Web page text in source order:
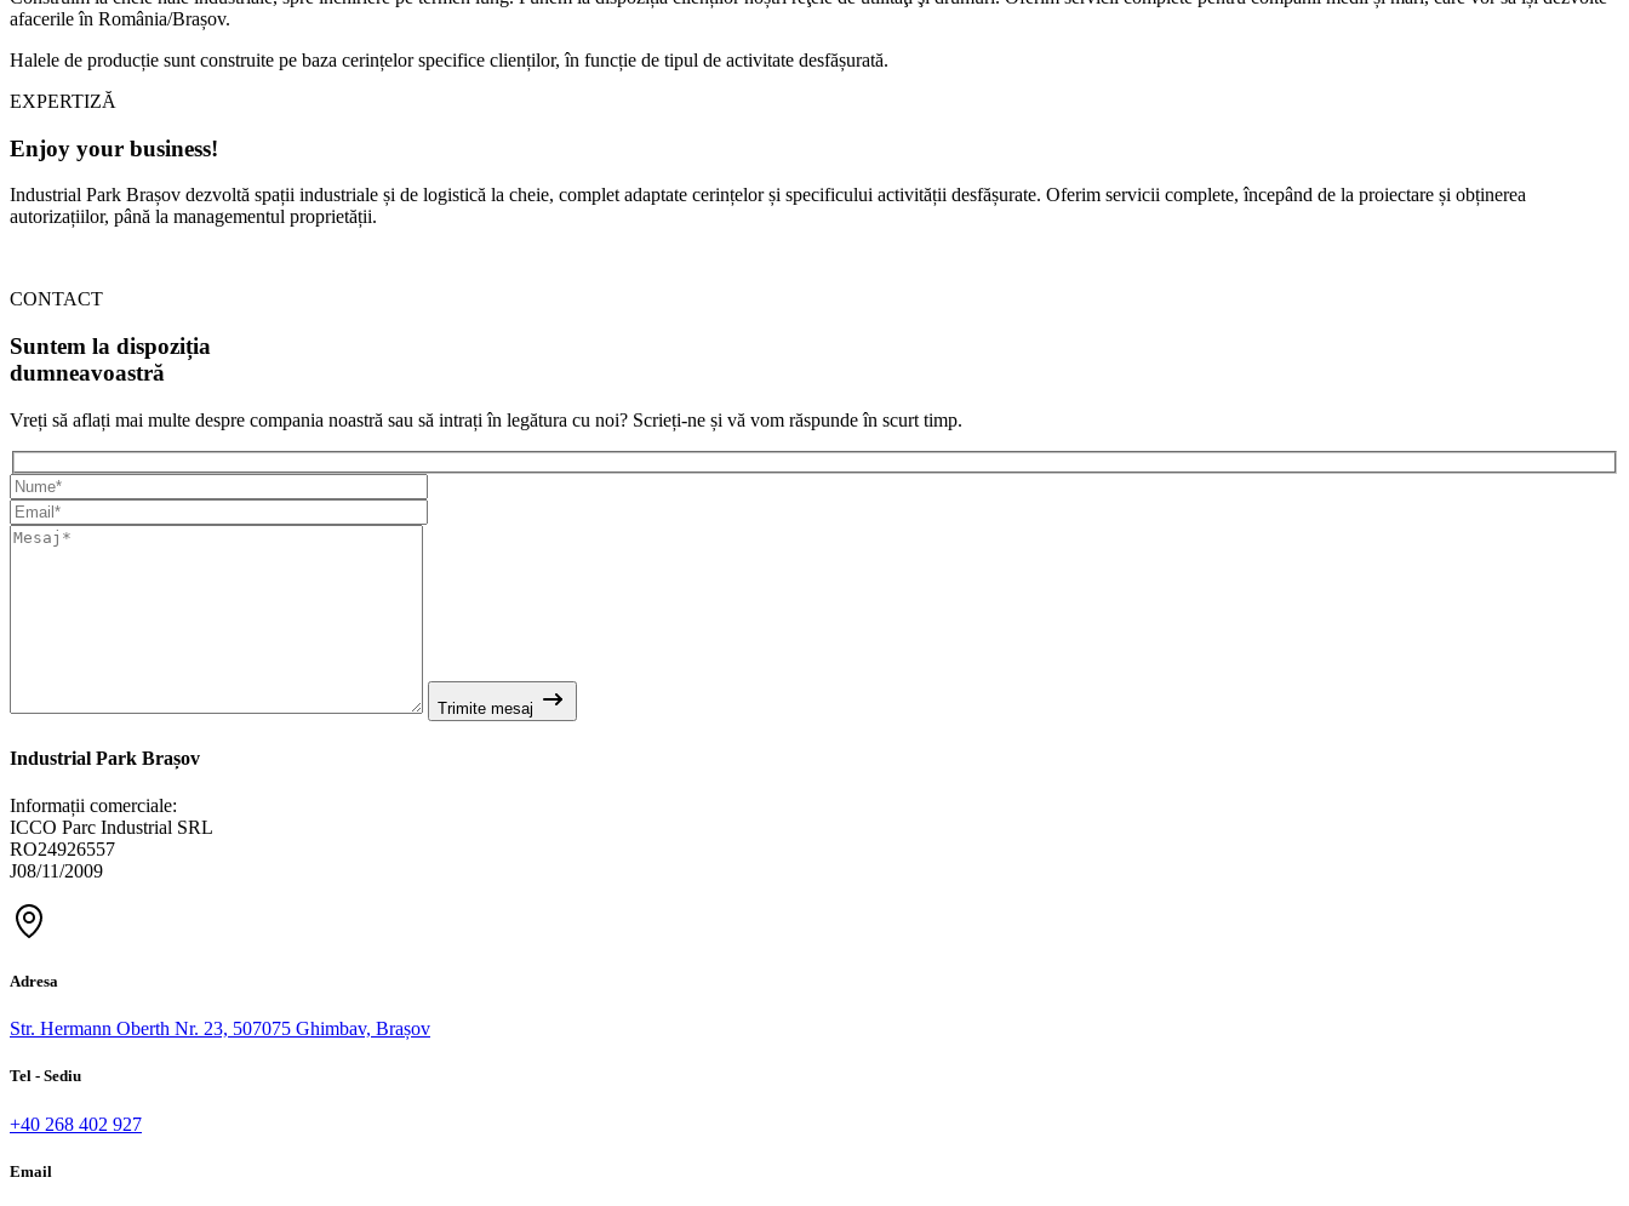
afacerile în România/Brașov.
Halele de producție sunt construite pe baza cerințelor specifice clienților, în funcție de tipul de activitate desfășurată.
EXPERTIZĂ
Enjoy your business!
Industrial Park Brașov dezvoltă spații industriale și de logistică la cheie, complet adaptate cerințelor și specificului activității desfășurate. Oferim servicii complete, începând de la proiectare și obținerea
autorizațiilor, până la managementul proprietății.
CONTACT
Suntem la dispoziția
dumneavoastră
Vreți să aflați mai multe despre compania noastră sau să intrați în legătura cu noi? Scrieți-ne și vă vom răspunde în scurt timp.
Trimite mesaj
Industrial Park Brașov
Informații comerciale:
ICCO Parc Industrial SRL
RO24926557
J08/11/2009
Adresa
Str. Hermann Oberth Nr. 23, 507075 Ghimbav, Brașov
Tel - Sediu
+40 268 402 927
Email